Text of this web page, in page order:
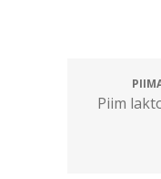
Piim